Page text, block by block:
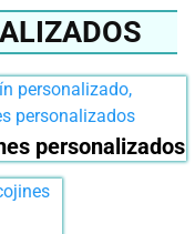
personalizados